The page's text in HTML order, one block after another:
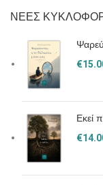
ΝΕΕΣ
€
Εκεί
€